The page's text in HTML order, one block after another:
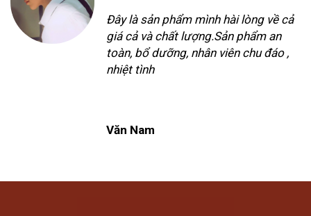
Đây là sản phẩm mình hài lòng về cả
giá cả và chất lượng.Sản phẩm an
toàn, bổ dưỡng, nhân viên chu đáo ,
nhiệt tình
Văn Nam